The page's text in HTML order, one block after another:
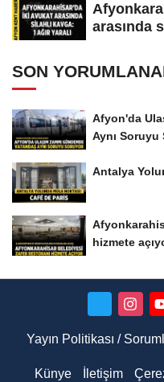
arasında
SON
Afyon'da
Aynı Soruyu
Antalya
hizmete
Yayın Politikası /
Künye İletişim